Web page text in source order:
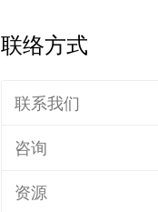
联络方式
联系我们
咨询
资源